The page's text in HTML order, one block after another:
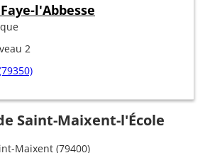
l'Abbesse
2
Saint-Maixent-l'École
Maixent (79400)